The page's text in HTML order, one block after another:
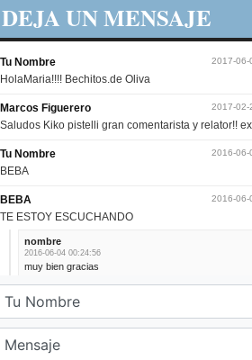
DEJA UN MENSAJE